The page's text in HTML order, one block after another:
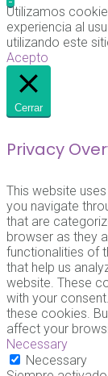
Utilizamos
experiencia al
utilizando este
Acepto
Cerrar
Privacy
This website
you navigate
that are
browser as they
functionalities of
that help us
website. These
with your
these cookies.
affect your
Necessary
Necessary